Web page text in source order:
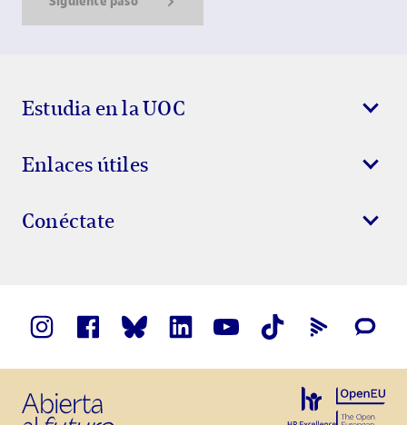
Estudia en la UOC
Enlaces útiles
Conéctate